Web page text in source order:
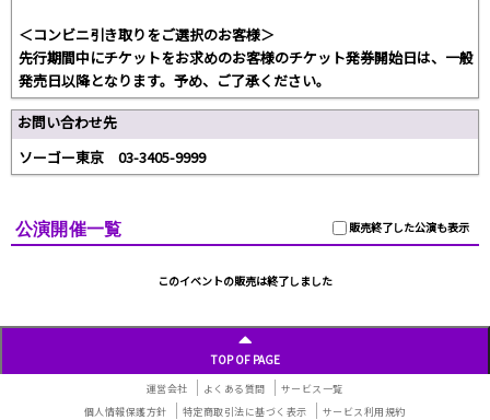
＜コンビニ引き取りをご選択のお客様＞
先行期間中にチケットをお求めのお客様のチケット発券開始日は、一般
発売日以降となります。予め、ご了承ください。
お問い合わせ先
ソーゴー東京 03-3405-9999
販売終了した公演も表示
公演開催一覧
このイベントの販売は終了しました
TOP OF PAGE
運営会社 よくある質問
サービス一覧
個人情報保護方針
特定商取引法に基づく表示 サービス利用規約